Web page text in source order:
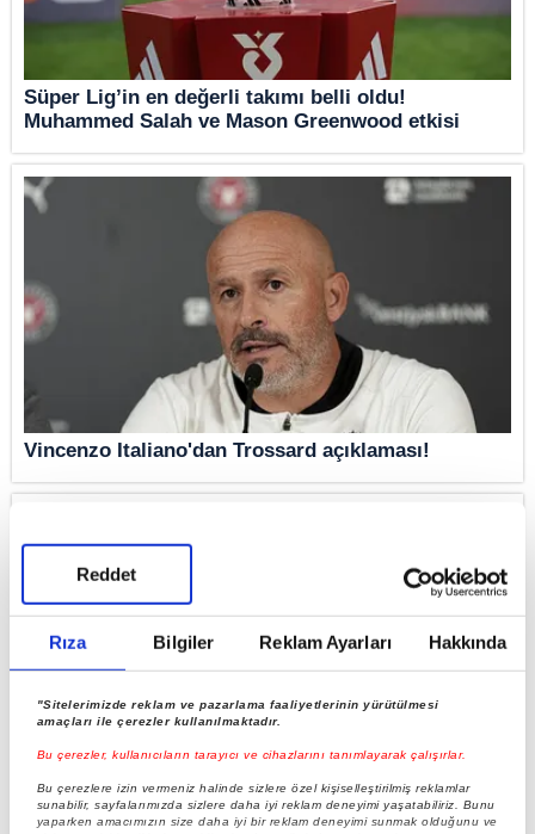
Rıza Bilgiler Reklam Ayarları Hakkında
"Sitelerimizde reklam ve pazarlama faaliyetlerinin yürütülmesi
amaçları ile çerezler kullanılmaktadır.
Bu çerezler, kullanıcıların tarayıcı ve cihazlarını tanımlayarak çalışırlar.
Bu çerezlere izin vermeniz halinde sizlere özel kişiselleştirilmiş reklamlar
sunabilir, sayfalarımızda sizlere daha iyi reklam deneyimi yaşatabiliriz. Bunu
yaparken amacımızın size daha iyi bir reklam deneyimi sunmak olduğunu ve
Reddet
Süper Lig’in en değerli takımı belli oldu!
Muhammed Salah ve Mason Greenwood etkisi
Vincenzo Italiano'dan Trossard açıklaması!
Süper Lig'in en değerli futbolcuları! Muhammed
Salah'ın yeri belli oldu